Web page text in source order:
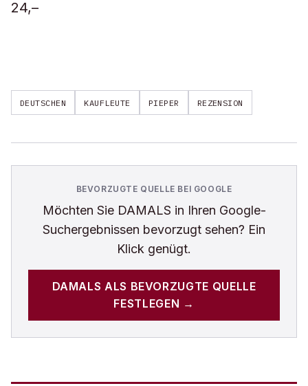
24,–
DEUTSCHEN KAUFLEUTE PIEPER REZENSION
BEVORZUGTE QUELLE BEI GOOGLE
Möchten Sie DAMALS in Ihren Google-
Suchergebnissen bevorzugt sehen? Ein
Klick genügt.
DAMALS ALS BEVORZUGTE QUELLE
FESTLEGEN →